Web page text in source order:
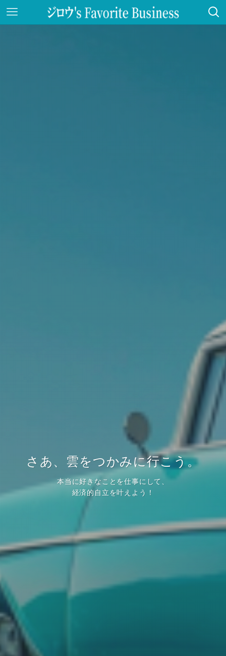
さあ、雲をつかみに行こう。
本当に好きなことを仕事にして、
経済的自立を叶えよう！